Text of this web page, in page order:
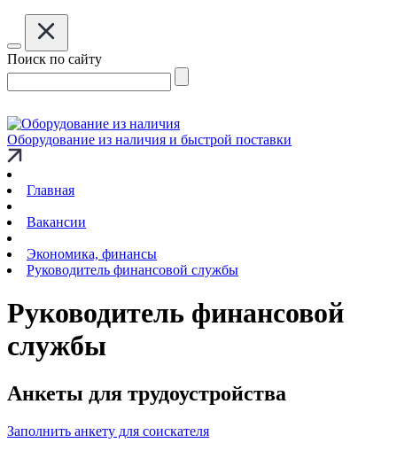
Поиск по сайту
Оборудование из наличия и быстрой поставки
Главная
Вакансии
Экономика, финансы
Руководитель финансовой службы
Руководитель финансовой
службы
Анкеты для трудоустройства
Заполнить анкету для соискателя